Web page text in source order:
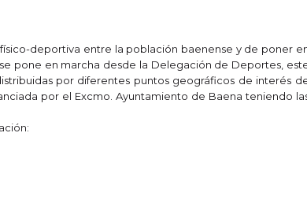
deportiva entre la población baenense y de poner
pone en marcha desde la Delegación de Deportes,
por diferentes puntos geográficos de interés
por el Excmo. Ayuntamiento de Baena teniendo